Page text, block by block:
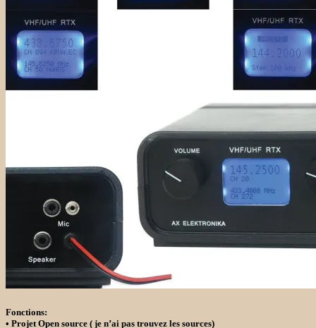
Fonctions:
• Projet Open source ( je n’ai pas trouvez les sources)